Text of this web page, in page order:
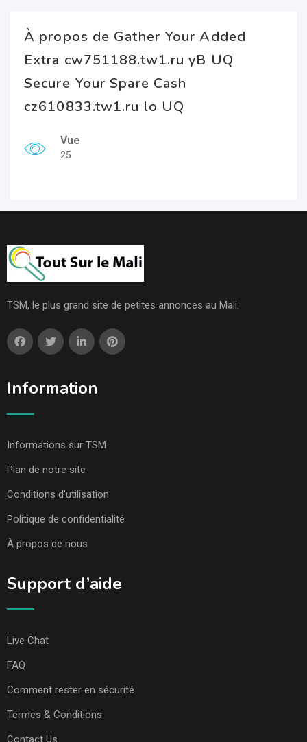
À propos de Gather Your Added
Extra cw751188.tw1.ru yB UQ
Secure Your Spare Cash
cz610833.tw1.ru lo UQ
Vue
25
TSM, le plus grand site de petites annonces au Mali.
Information
Informations sur TSM
Plan de notre site
Conditions d’utilisation
Politique de confidentialité
À propos de nous
Support d’aide
Live Chat
FAQ
Comment rester en sécurité
Termes & Conditions
Contact Us